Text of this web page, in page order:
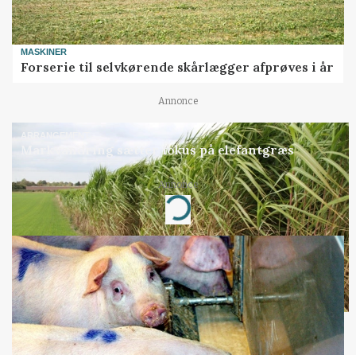
MASKINER
Forserie til selvkørende skårlægger afprøves i år
Annonce
ARRANGEMENT
Markvandring sætter fokus på elefantgræs
Annonce
Loading...